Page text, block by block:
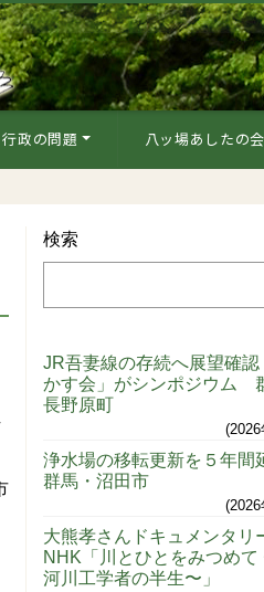
政の問題 八ッ場あしたの会
検索
JR吾妻線の存続へ展望確
かす会」がシンポジウム
長野原町
浄水場の移転更新を５年
群馬・沼田市
大熊孝さんドキュメンタ
NHK「川とひとをみつめて
河川工学者の半生〜」